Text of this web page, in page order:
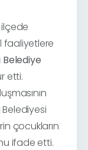
faaliyetlere
etti.
çocukların
ifade etti.